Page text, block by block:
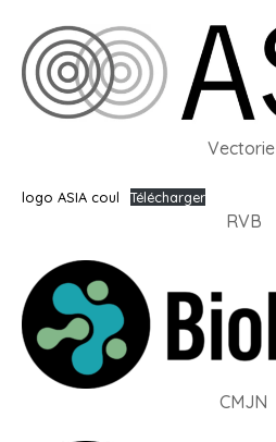
Vectoriel
logo ASIA coul Télécharger
RVB
CMJN